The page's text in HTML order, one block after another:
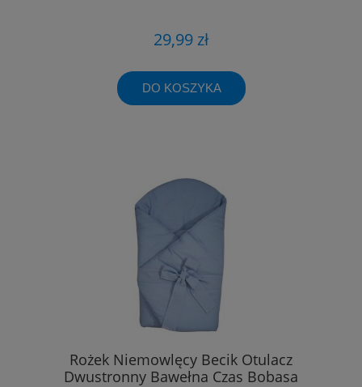
29,99 zł
DO KOSZYKA
Rożek Niemowlęcy Becik Otulacz
Dwustronny Bawełna Czas Bobasa